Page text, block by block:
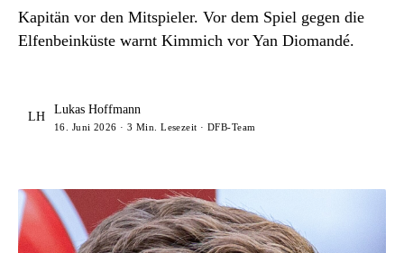
Kapitän vor den Mitspieler. Vor dem Spiel gegen die
Elfenbeinküste warnt Kimmich vor Yan Diomandé.
LH
Lukas Hoffmann
16. Juni 2026 · 3 Min. Lesezeit · DFB-Team